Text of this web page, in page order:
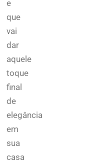
e
que
vai
dar
aquele
toque
final
de
elegância
em
sua
casa